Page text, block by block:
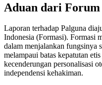
Aduan dari Forum
Laporan terhadap Palguna
Indonesia (Formasi). Formasi
dalam menjalankan
melampaui batas kepatutan
kecenderungan personalisasi
independensi kehakiman.